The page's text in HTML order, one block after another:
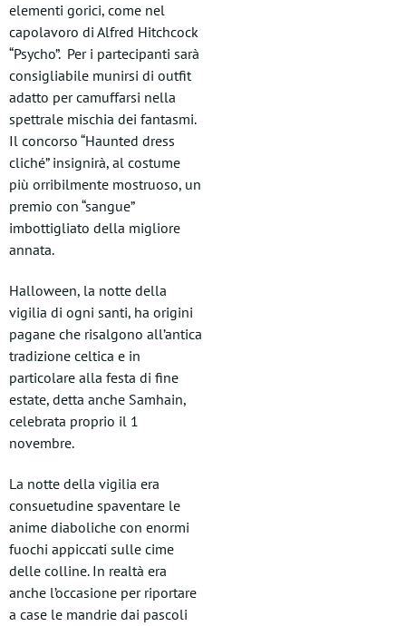
elementi gorici, come nel
capolavoro di Alfred Hitchcock
“Psycho”. Per i partecipanti sarà
consigliabile munirsi di outfit
adatto per camuffarsi nella
spettrale mischia dei fantasmi.
Il concorso “Haunted dress
cliché” insignirà, al costume
più orribilmente mostruoso, un
premio con “sangue”
imbottigliato della migliore
annata.
Halloween, la notte della
vigilia di ogni santi, ha origini
pagane che risalgono all’antica
tradizione celtica e in
particolare alla festa di fine
estate, detta anche Samhain,
celebrata proprio il 1
novembre.
La notte della vigilia era
consuetudine spaventare le
anime diaboliche con enormi
fuochi appiccati sulle cime
delle colline. In realtà era
anche l’occasione per riportare
a case le mandrie dai pascoli